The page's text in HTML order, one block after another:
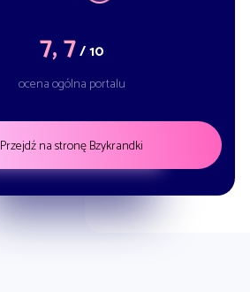
7, 7/ 10
ocena ogólna portalu
Przejdź na stronę Bzykrandki